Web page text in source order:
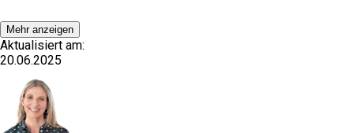
Mehr anzeigen
Aktualisiert am:
20.06.2025